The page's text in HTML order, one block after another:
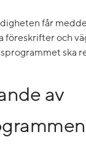
får
och
ska
av